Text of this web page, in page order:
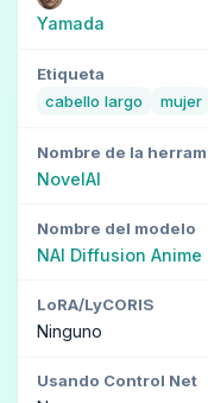
Yamada
Etiqueta
cabello largo
mujer
Nombre de la
NovelAI
Nombre del modelo
NAI Diffusion
LoRA/LyCORIS
Ninguno
Usando Control Net